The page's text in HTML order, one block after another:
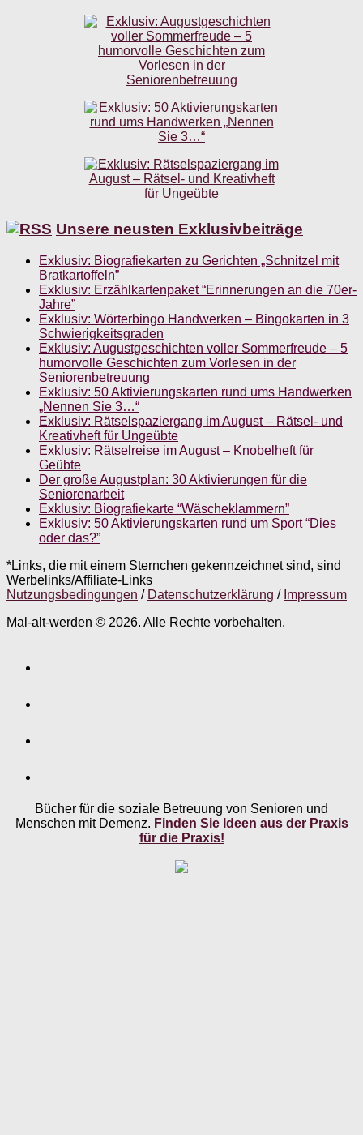
Unsere neusten Exklusivbeiträge
Exklusiv: Biografiekarten zu Gerichten „Schnitzel mit
Bratkartoffeln”
Exklusiv: Erzählkartenpaket “Erinnerungen an die 70er-
Jahre”
Exklusiv: Wörterbingo Handwerken – Bingokarten in 3
Schwierigkeitsgraden
Exklusiv: Augustgeschichten voller Sommerfreude – 5
humorvolle Geschichten zum Vorlesen in der
Seniorenbetreuung
Exklusiv: 50 Aktivierungskarten rund ums Handwerken
„Nennen Sie 3…“
Exklusiv: Rätselspaziergang im August – Rätsel- und
Kreativheft für Ungeübte
Exklusiv: Rätselreise im August – Knobelheft für
Geübte
Der große Augustplan: 30 Aktivierungen für die
Seniorenarbeit
Exklusiv: Biografiekarte “Wäscheklammern”
Exklusiv: 50 Aktivierungskarten rund um Sport “Dies
oder das?”
*Links, die mit einem Sternchen gekennzeichnet sind, sind
Werbelinks/Affiliate-Links
Nutzungsbedingungen / Datenschutzerklärung / Impressum
Mal-alt-werden © 2026. Alle Rechte vorbehalten.
Bücher für die soziale Betreuung von Senioren und
Menschen mit Demenz. Finden Sie Ideen aus der Praxis
für die Praxis!